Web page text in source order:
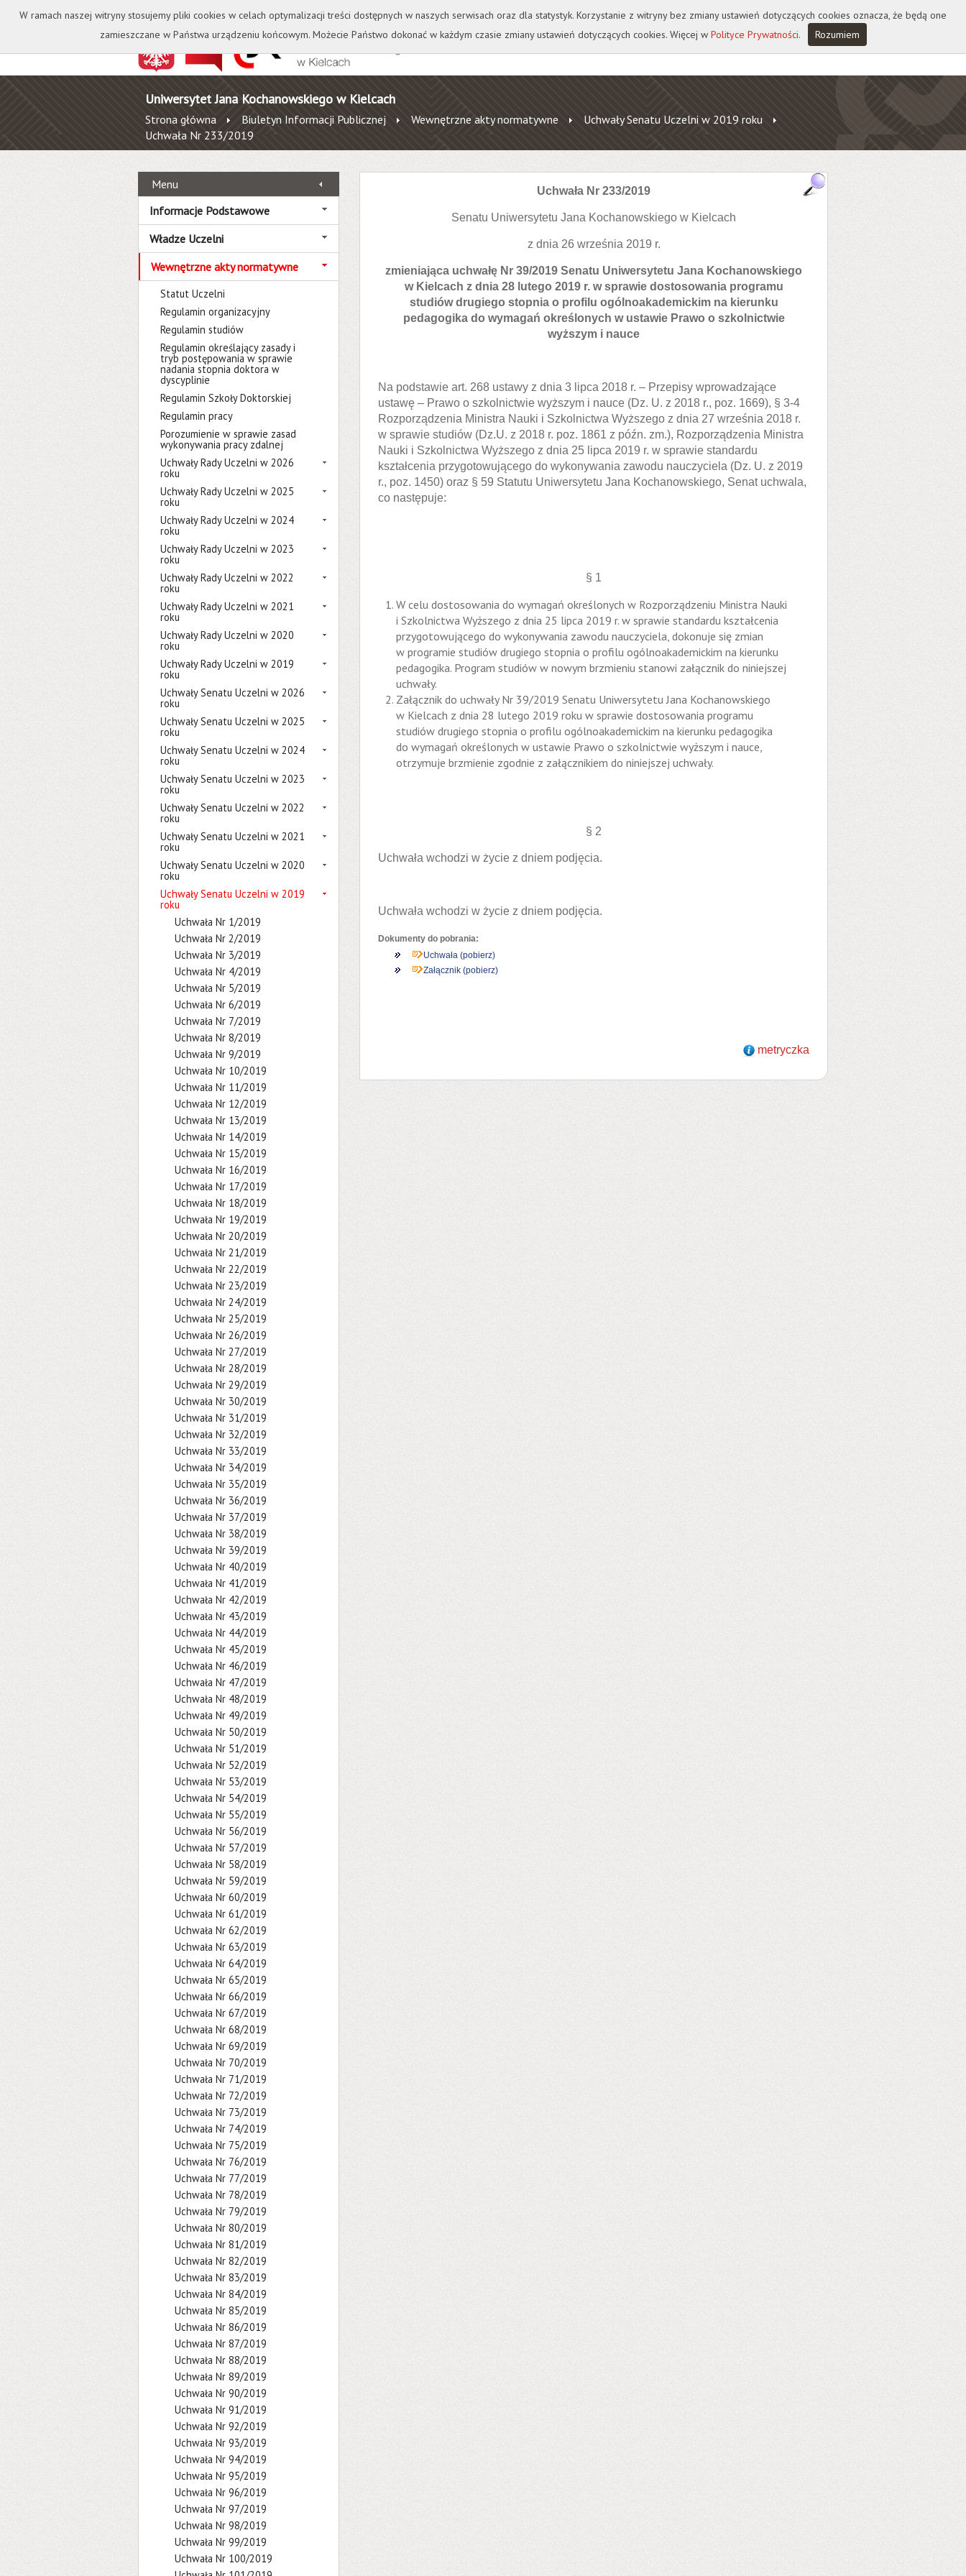
Kontakt Biblioteka Wydawnictwo Wirtualna Uczelnia A A A A
Uniwersytet Jana Kochanowskiego w Kielcach
Strona główna Biuletyn Informacji Publicznej Wewnętrzne akty normatywne
Uchwały Senatu Uczelni w 2019 roku
Uchwała Nr 233/2019
Menu
Informacje Podstawowe
Władze Uczelni
Wewnętrzne akty normatywne
Statut Uczelni
Regulamin organizacyjny
Regulamin studiów
Regulamin określający zasady i
tryb postępowania w sprawie
nadania stopnia doktora w
dyscyplinie
Regulamin Szkoły Doktorskiej
Regulamin pracy
Porozumienie w sprawie zasad
wykonywania pracy zdalnej
Uchwały Rady Uczelni w 2026
roku
Uchwały Rady Uczelni w 2025
roku
Uchwały Rady Uczelni w 2024
roku
Uchwały Rady Uczelni w 2023
roku
Uchwały Rady Uczelni w 2022
roku
Uchwały Rady Uczelni w 2021
roku
Uchwały Rady Uczelni w 2020
roku
Uchwały Rady Uczelni w 2019
roku
Uchwały Senatu Uczelni w 2026
roku
Uchwały Senatu Uczelni w 2025
roku
Uchwały Senatu Uczelni w 2024
roku
Uchwały Senatu Uczelni w 2023
roku
Uchwały Senatu Uczelni w 2022
roku
Uchwały Senatu Uczelni w 2021
roku
Uchwały Senatu Uczelni w 2020
roku
Uchwały Senatu Uczelni w 2019
roku
Uchwała Nr 1/2019
Uchwała Nr 2/2019
Uchwała Nr 3/2019
Uchwała Nr 4/2019
Uchwała Nr 5/2019
Uchwała Nr 6/2019
Uchwała Nr 7/2019
Uchwała Nr 8/2019
Uchwała Nr 9/2019
Uchwała Nr 10/2019
Uchwała Nr 11/2019
Uchwała Nr 12/2019
Uchwała Nr 13/2019
Uchwała Nr 14/2019
Uchwała Nr 15/2019
Uchwała Nr 16/2019
Uchwała Nr 17/2019
Uchwała Nr 18/2019
Uchwała Nr 19/2019
Uchwała Nr 20/2019
Uchwała Nr 21/2019
Uchwała Nr 22/2019
Uchwała Nr 23/2019
Uchwała Nr 24/2019
Uchwała Nr 25/2019
Uchwała Nr 26/2019
Uchwała Nr 27/2019
Uchwała Nr 28/2019
Uchwała Nr 29/2019
Uchwała Nr 30/2019
Uchwała Nr 31/2019
Uchwała Nr 32/2019
Uchwała Nr 33/2019
Uchwała Nr 34/2019
Uchwała Nr 35/2019
Uchwała Nr 36/2019
Uchwała Nr 37/2019
Uchwała Nr 38/2019
Uchwała Nr 39/2019
Uchwała Nr 40/2019
Uchwała Nr 41/2019
Uchwała Nr 42/2019
Uchwała Nr 43/2019
Uchwała Nr 44/2019
Uchwała Nr 45/2019
Uchwała Nr 46/2019
Uchwała Nr 47/2019
Uchwała Nr 48/2019
Uchwała Nr 49/2019
Uchwała Nr 50/2019
Uchwała Nr 51/2019
Uchwała Nr 52/2019
Uchwała Nr 53/2019
Uchwała Nr 54/2019
Uchwała Nr 55/2019
Uchwała Nr 56/2019
Uchwała Nr 57/2019
Uchwała Nr 58/2019
Uchwała Nr 59/2019
Uchwała Nr 60/2019
Uchwała Nr 61/2019
Uchwała Nr 62/2019
Uchwała Nr 63/2019
Uchwała Nr 64/2019
Uchwała Nr 65/2019
Uchwała Nr 66/2019
Uchwała Nr 67/2019
Uchwała Nr 68/2019
Uchwała Nr 69/2019
Uchwała Nr 70/2019
Uchwała Nr 71/2019
Uchwała Nr 72/2019
Uchwała Nr 73/2019
Uchwała Nr 74/2019
Uchwała Nr 75/2019
Uchwała Nr 76/2019
Uchwała Nr 77/2019
Uchwała Nr 78/2019
Uchwała Nr 79/2019
Uchwała Nr 80/2019
Uchwała Nr 81/2019
Uchwała Nr 82/2019
Uchwała Nr 83/2019
Uchwała Nr 84/2019
Uchwała Nr 85/2019
Uchwała Nr 86/2019
Uchwała Nr 87/2019
Uchwała Nr 88/2019
Uchwała Nr 89/2019
Uchwała Nr 90/2019
Uchwała Nr 91/2019
Uchwała Nr 92/2019
Uchwała Nr 93/2019
Uchwała Nr 94/2019
Uchwała Nr 95/2019
Uchwała Nr 96/2019
Uchwała Nr 97/2019
Uchwała Nr 98/2019
Uchwała Nr 99/2019
Uchwała Nr 100/2019
Uchwała Nr 233/2019
Senatu Uniwersytetu Jana Kochanowskiego w Kielcach
z dnia 26 września 2019 r.
zmieniająca uchwałę Nr 39/2019 Senatu Uniwersytetu Jana Kochanowskiego
w Kielcach z dnia 28 lutego 2019 r. w sprawie dostosowania programu
studiów drugiego stopnia o profilu ogólnoakademickim na kierunku
pedagogika do wymagań określonych w ustawie Prawo o szkolnictwie
wyższym i nauce
Na podstawie art. 268 ustawy z dnia 3 lipca 2018 r. – Przepisy wprowadzające
ustawę – Prawo o szkolnictwie wyższym i nauce (Dz. U. z 2018 r., poz. 1669), § 3-4
Rozporządzenia Ministra Nauki i Szkolnictwa Wyższego z dnia 27 września 2018 r.
w sprawie studiów (Dz.U. z 2018 r. poz. 1861 z późn. zm.), Rozporządzenia Ministra
Nauki i Szkolnictwa Wyższego z dnia 25 lipca 2019 r. w sprawie standardu
kształcenia przygotowującego do wykonywania zawodu nauczyciela (Dz. U. z 2019
r., poz. 1450) oraz § 59 Statutu Uniwersytetu Jana Kochanowskiego, Senat uchwala,
co następuje:
§ 1
W celu dostosowania do wymagań określonych w Rozporządzeniu Ministra Nauki
i Szkolnictwa Wyższego z dnia 25 lipca 2019 r. w sprawie standardu kształcenia
przygotowującego do wykonywania zawodu nauczyciela, dokonuje się zmian
w programie studiów drugiego stopnia o profilu ogólnoakademickim na kierunku
pedagogika. Program studiów w nowym brzmieniu stanowi załącznik do niniejszej
uchwały.
Załącznik do uchwały Nr 39/2019 Senatu Uniwersytetu Jana Kochanowskiego
w Kielcach z dnia 28 lutego 2019 roku w sprawie dostosowania programu
studiów drugiego stopnia o profilu ogólnoakademickim na kierunku pedagogika
do wymagań określonych w ustawie Prawo o szkolnictwie wyższym i nauce,
otrzymuje brzmienie zgodnie z załącznikiem do niniejszej uchwały.
§ 2
Uchwała wchodzi w życie z dniem podjęcia.
Uchwała wchodzi w życie z dniem podjęcia.
Dokumenty do pobrania:
Uchwała (pobierz)
Załącznik (pobierz)
metryczka
W ramach naszej witryny stosujemy pliki cookies w celach optymalizacji treści dostępnych w naszych serwisach oraz dla statystyk. Korzystanie z witryny bez zmiany ustawień dotyczących cookies oznacza, że będą one
zamieszczane w Państwa urządzeniu końcowym. Możecie Państwo dokonać w każdym czasie zmiany ustawień dotyczących cookies. Więcej w Polityce Prywatności. Rozumiem